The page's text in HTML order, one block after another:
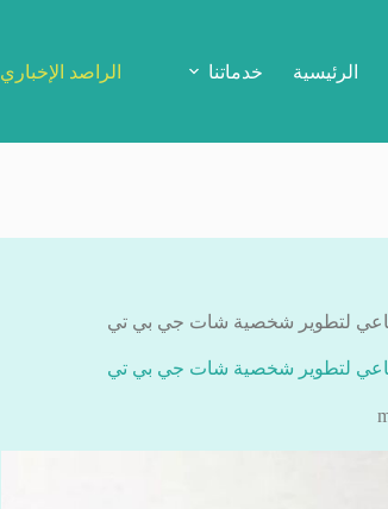
الرئيسية خدماتنا الراصد الإخباري